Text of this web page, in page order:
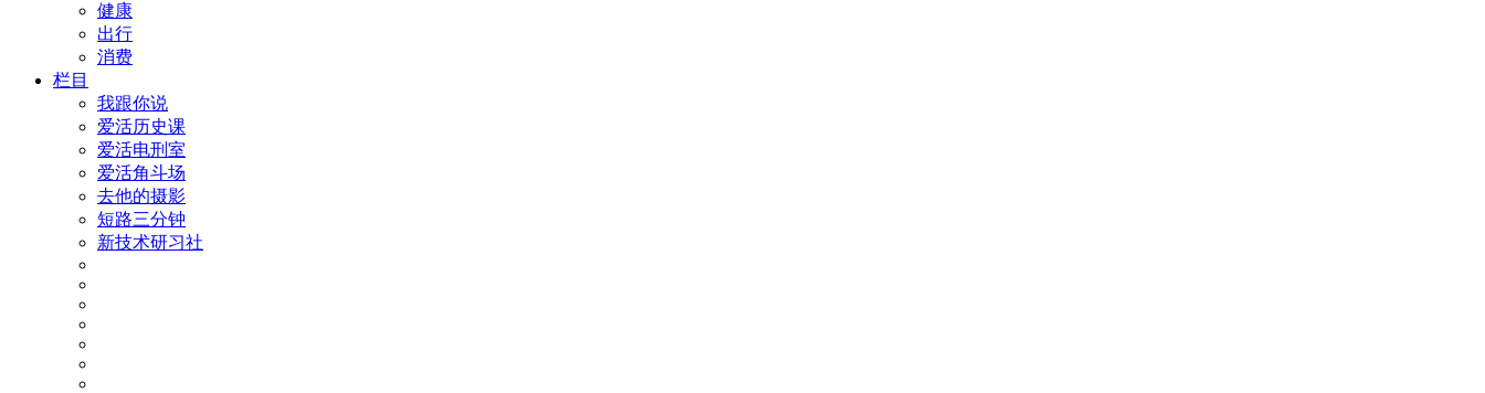
健康
出行
消费
栏目
我跟你说
爱活历史课
爱活电刑室
爱活角斗场
去他的摄影
短路三分钟
新技术研习社